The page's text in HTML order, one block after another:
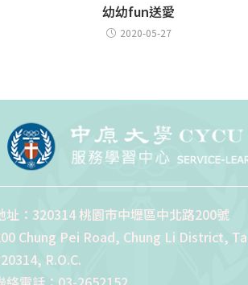
幼幼fun送愛
2020-05-27
址：320314 桃園市中壢區中北路200號
Chung Pei Road, Chung Li District,
R.O.C.